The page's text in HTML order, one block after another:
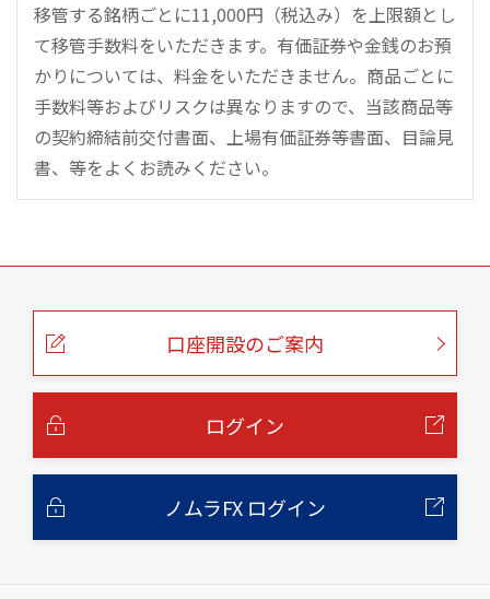
移管する銘柄ごとに11,000円（税込み）を上限額とし
て移管手数料をいただきます。有価証券や金銭のお預
かりについては、料金をいただきません。商品ごとに
手数料等およびリスクは異なりますので、当該商品等
の契約締結前交付書面、上場有価証券等書面、目論見
書、等をよくお読みください。
こ
口座開設のご案内
ログイン
ノムラFX ログイン